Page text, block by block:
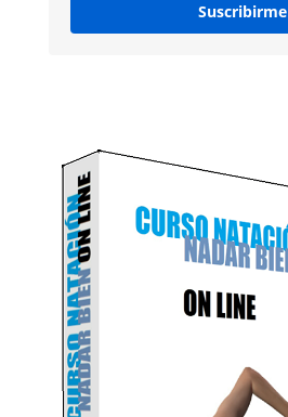
Suscribirme